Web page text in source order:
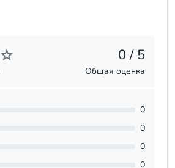
0 / 5
Общая оценка
0
0
0
0